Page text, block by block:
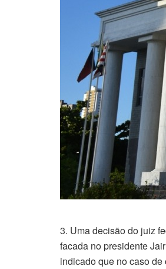
3. Uma decisão do juiz
facada no presidente
indicado que no caso